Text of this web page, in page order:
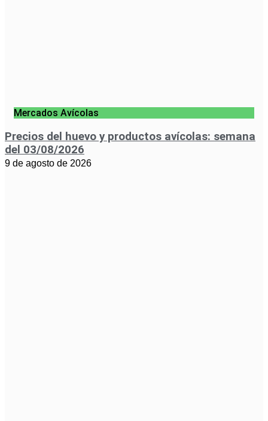
Mercados Avícolas
Precios del huevo y productos avícolas: semana
del 03/08/2026
9 de agosto de 2026